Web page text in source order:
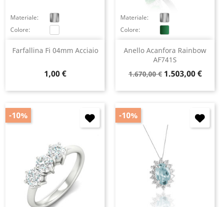
Farfallina Fi 04mm Acciaio
Prezzo
1,00 €
Materiale:
Colore:
Anello Acanfora Rainbow
AF741S
Prezzo
1.670,00 € Prezzo
1.503,00 €
Materiale:
Colore:
-10% -10%